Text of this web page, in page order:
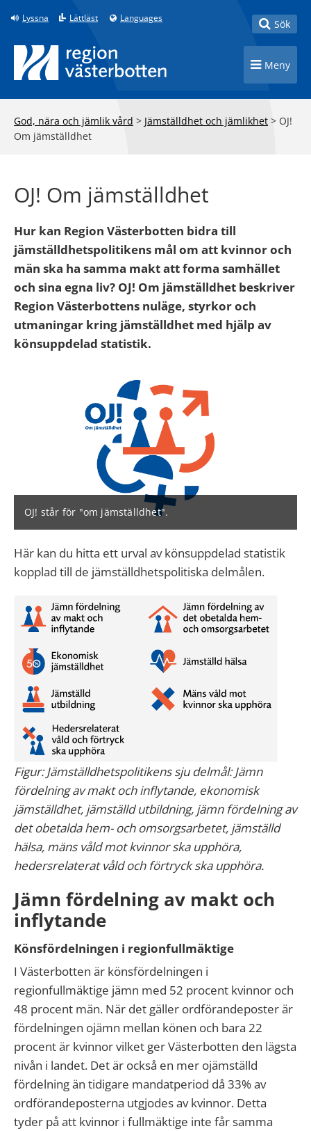
Till innehåll på sidan
Lyssna Lättläst Languages Toggle
Sök
Toggle
Meny
God, nära och jämlik vård > Jämställdhet och jämlikhet > OJ!
Om jämställdhet
OJ! Om jämställdhet
Hur kan Region Västerbotten bidra till
jämställdhetspolitikens mål om att kvinnor och
män ska ha samma makt att forma samhället
och sina egna liv? OJ! Om jämställdhet beskriver
Region Västerbottens nuläge, styrkor och
utmaningar kring jämställdhet med hjälp av
könsuppdelad statistik.
OJ! står för "om jämställdhet".
Här kan du hitta ett urval av könsuppdelad statistik
kopplad till de jämställdhetspolitiska delmålen.
Figur: Jämställdhetspolitikens sju delmål: Jämn
fördelning av makt och inflytande, ekonomisk
jämställdhet, jämställd utbildning, jämn fördelning av
det obetalda hem- och omsorgsarbetet, jämställd
hälsa, mäns våld mot kvinnor ska upphöra,
hedersrelaterat våld och förtryck ska upphöra.
Jämn fördelning av makt och
inflytande
Könsfördelningen i regionfullmäktige
I Västerbotten är könsfördelningen i
regionfullmäktige jämn med 52 procent kvinnor och
48 procent män. När det gäller ordförandeposter är
fördelningen ojämn mellan könen och bara 22
procent är kvinnor vilket ger Västerbotten den lägsta
nivån i landet. Det är också en mer ojämställd
fördelning än tidigare mandatperiod då 33% av
ordförandeposterna utgjodes av kvinnor. Detta
tyder på att kvinnor i fullmäktige inte får samma